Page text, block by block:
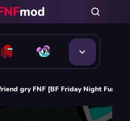
gry FNF [BF Friday Night Funkin]